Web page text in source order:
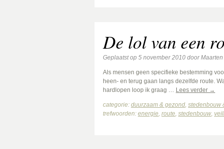
De lol van een
Geplaatst op 5 november 2010 door Maarten
Als mensen geen specifieke bestemming
heen- en terug gaan langs dezelfde route.
hardlopen loop ik graag … Lees verder →
categorie: duurzaam & gezond, stedenbouw
trefwoorden: energie, route, stedenbouw,